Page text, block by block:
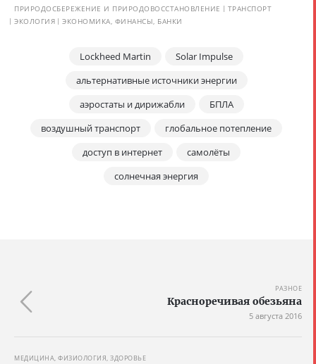
ПРИРОДОСБЕРЕЖЕНИЕ И ПРИРОДОВОССТАНОВЛЕНИЕ
ТРАНСПОРТ
ЭКОЛОГИЯ
ЭКОНОМИКА, ФИНАНСЫ, БАНКИ
Lockheed Martin
Solar Impulse
альтернативные источники энергии
аэростаты и дирижабли
БПЛА
воздушный транспорт
глобальное потепление
доступ в интернет
самолёты
солнечная энергия
РАЗНОЕ
Красноречивая обезьяна
5 августа 2016
МЕДИЦИНА, ФИЗИОЛОГИЯ, ЗДОРОВЬЕ